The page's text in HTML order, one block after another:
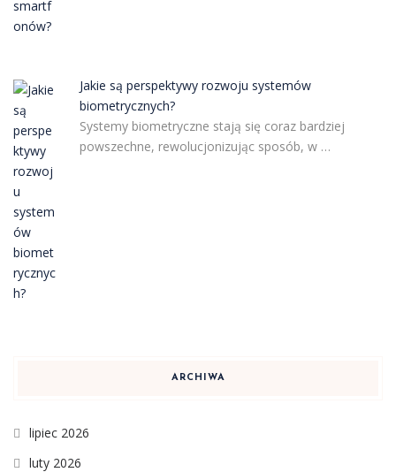
Jakie są perspektywy rozwoju systemów
biometrycznych?
Systemy biometryczne stają się coraz bardziej
powszechne, rewolucjonizując sposób, w …
ARCHIWA
lipiec 2026
luty 2026